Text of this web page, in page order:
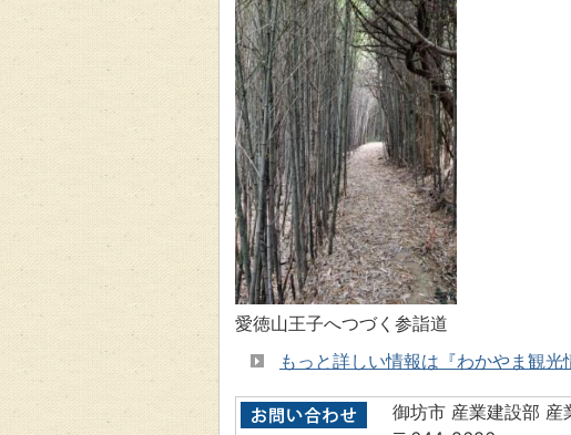
愛徳山王子へつづく参詣道
もっと詳しい情報は『わかやま観光
御坊市 産業建設部 産